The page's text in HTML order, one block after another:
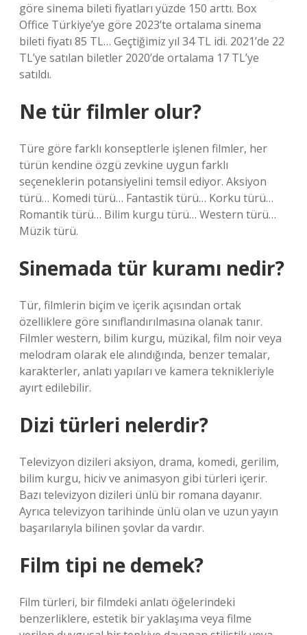
göre sinema bileti fiyatları yüzde 150 arttı. Box
Office Türkiye’ye göre 2023’te ortalama sinema
bileti fiyatı 85 TL… Geçtiğimiz yıl 34 TL idi. 2021’de 22
TL’ye satılan biletler 2020’de ortalama 17 TL’ye
satıldı.
Ne tür filmler olur?
Türe göre farklı konseptlerle işlenen filmler, her
türün kendine özgü zevkine uygun farklı
seçeneklerin potansiyelini temsil ediyor. Aksiyon
türü… Komedi türü… Fantastik türü… Korku türü…
Romantik türü… Bilim kurgu türü… Western türü…
Müzik türü.
Sinemada tür kuramı nedir?
Tür, filmlerin biçim ve içerik açısından ortak
özelliklere göre sınıflandırılmasına olanak tanır.
Filmler western, bilim kurgu, müzikal, film noir veya
melodram olarak ele alındığında, benzer temalar,
karakterler, anlatı yapıları ve kamera teknikleriyle
ayırt edilebilir.
Dizi türleri nelerdir?
Televizyon dizileri aksiyon, drama, komedi, gerilim,
bilim kurgu, hiciv ve animasyon gibi türleri içerir.
Bazı televizyon dizileri ünlü bir romana dayanır.
Ayrıca televizyon tarihinde ünlü olan ve uzun yayın
başarılarıyla bilinen şovlar da vardır.
Film tipi ne demek?
Film türleri, bir filmdeki anlatı öğelerindeki
benzerliklere, estetik bir yaklaşıma veya filme